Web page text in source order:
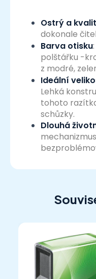
Ostrý a
dokonale
Barva otisku
polštářku -
z modré,
Ideální
Lehká
tohoto
schůzky.
Dlouhá